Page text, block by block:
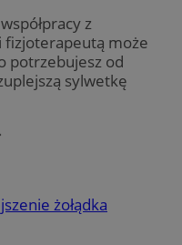
z
może
potrzebujesz od
sylwetkę
żołądka